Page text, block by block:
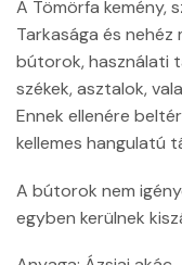
A Tömörfa kemény,
Tarkasága és
bútorok, használati
székek, asztalok,
Ennek ellenére
kellemes hangulatú
A bútorok nem
egyben kerülnek